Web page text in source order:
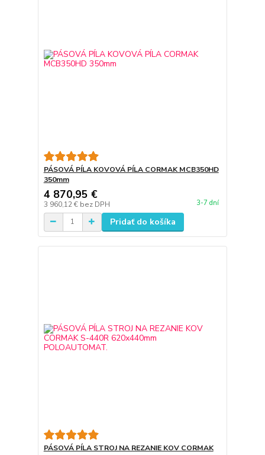
PÁSOVÁ PÍLA KOVOVÁ PÍLA CORMAK MCB350HD
350mm
4 870,95 €
3 960,12 € bez DPH 3-7 dní
Pridať do košíka
PÁSOVÁ PÍLA STROJ NA REZANIE KOV CORMAK